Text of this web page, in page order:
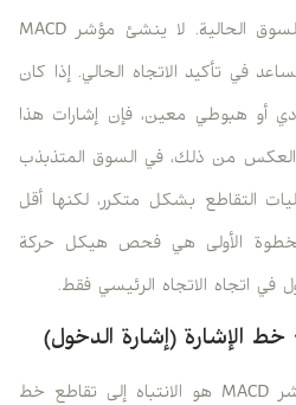
أولاً، تحتاج إلى تحديد حالة السوق الحالية. لا ينشئ مؤشر MACD
في تأكيد الاتجاه الحالي. إذا كان
أو هبوطي معين، فإن إشارات هذا
العكس من ذلك، في السوق المتذبذب
التقاطع بشكل متكرر، لكنها أقل
الأولى هي فحص هيكل حركة
اتجاه الاتجاه الرئيسي فقط.
أحد أهم أجزاء العمل مع مؤشر MACD هو الانتباه إلى تقاطع خط